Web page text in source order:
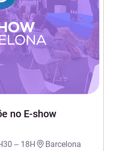
no E-show
– 18H Barcelona